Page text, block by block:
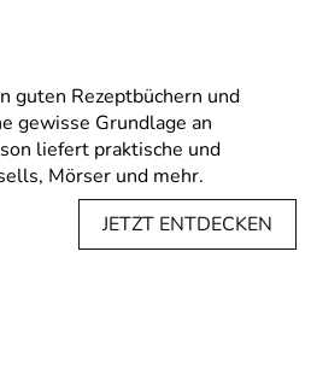
guten Rezeptbüchern und
gewisse Grundlage an
liefert praktische und
Mörser und mehr.
JETZT ENTDECKEN